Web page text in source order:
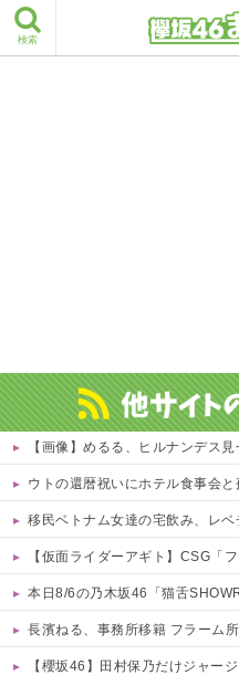
検索
【画像】めるる、ヒルナンデス
ウトの還暦祝いにホテル食事会と孫手作りの湯のみを用意。トメ「え？旅行じ
移民ベトナム女達の宅飲み、レベチｗｗ
【仮面ライダーアギト】CSG「フ
本日8/6の乃木坂46「猫舌
長濱ねる、事務所移籍 フラーム
【櫻坂46】田村保乃だけジャー